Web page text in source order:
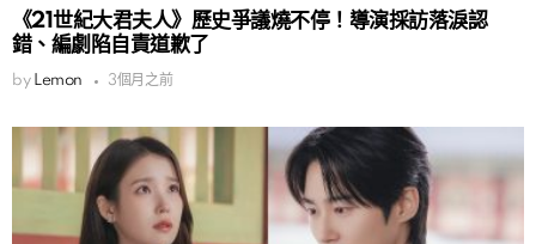
《21世紀大君夫人》歷史爭議燒不停！導演採訪落淚認
錯、編劇陷自責道歉了
by Lemon 3個月之前